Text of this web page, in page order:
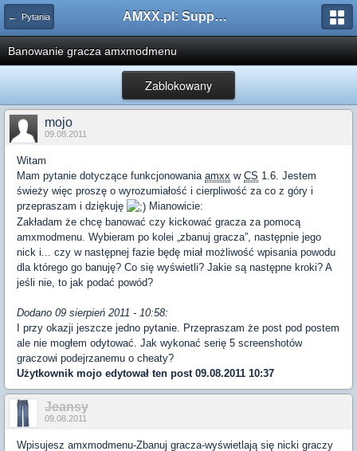
← Pytania AMXX.pl: Support AMX Mod X i SourceMod
Banowanie gracza amxmodmenu
Zablokowany
mojo
09.08.2011
Witam
Mam pytanie dotyczące funkcjonowania amxx w CS 1.6. Jestem
świeży więc proszę o wyrozumiałość i cierpliwość za co z góry i
przepraszam i dziękuję
Mianowicie:
Zakładam że chcę banować czy kickować gracza za pomocą
amxmodmenu. Wybieram po kolei „zbanuj gracza”, następnie jego
nick i... czy w następnej fazie będę miał możliwość wpisania powodu
dla którego go banuję? Co się wyświetli? Jakie są następne kroki? A
jeśli nie, to jak podać powód?
Dodano 09 sierpień 2011 - 10:58:
I przy okazji jeszcze jedno pytanie. Przepraszam że post pod postem
ale nie mogłem odytować. Jak wykonać serię 5 screenshotów
graczowi podejrzanemu o cheaty?
Użytkownik mojo edytował ten post 09.08.2011 10:37
Jeansy
09.08.2011
Wpisujesz amxmodmenu-Zbanuj gracza-wyświetlają się nicki graczy